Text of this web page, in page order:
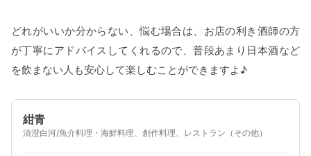
どれがいいか分からない、悩む場合は、お店の利き酒師の方
が丁寧にアドバイスしてくれるので、普段あまり日本酒など
を飲まない人も安心して楽しむことができますよ♪
紺青
清澄白河/魚介料理・海鮮料理、創作料理、レストラン（その他）